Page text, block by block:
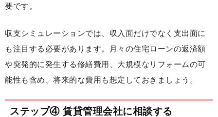
要です。
収支シミュレーションでは、収入面だけでなく支出面に
も注目する必要があります。月々の住宅ローンの返済額
や突発的に発生する修繕費用、大規模なリフォームの可
能性も含め、将来的な費用も想定しておきましょう。
ステップ④ 賃貸管理会社に相談する